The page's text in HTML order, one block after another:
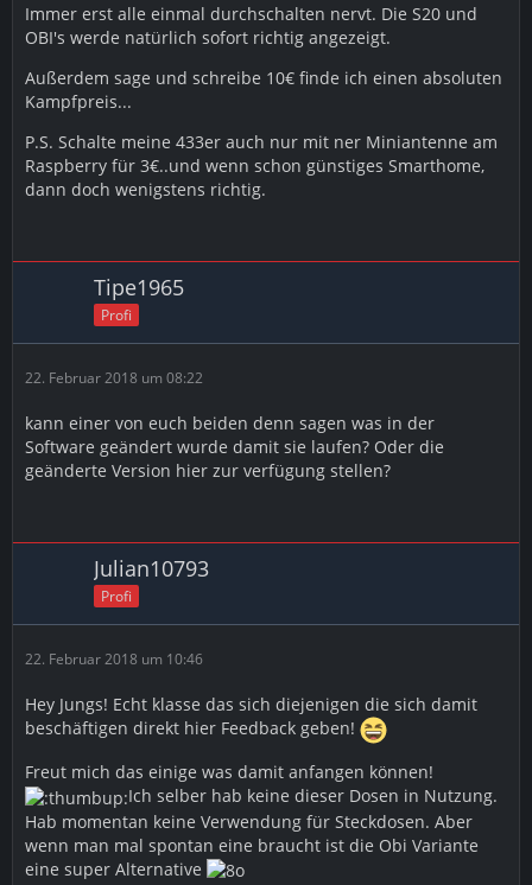
Immer erst alle einmal durchschalten nervt. Die S20 und
OBI's werde natürlich sofort richtig angezeigt.
Außerdem sage und schreibe 10€ finde ich einen absoluten
Kampfpreis...
P.S. Schalte meine 433er auch nur mit ner Miniantenne am
Raspberry für 3€..und wenn schon günstiges Smarthome,
dann doch wenigstens richtig.
Tipe1965
Profi
22. Februar 2018 um 08:22
kann einer von euch beiden denn sagen was in der
Software geändert wurde damit sie laufen? Oder die
geänderte Version hier zur verfügung stellen?
Julian10793
Profi
22. Februar 2018 um 10:46
Hey Jungs! Echt klasse das sich diejenigen die sich damit
beschäftigen direkt hier Feedback geben!
Freut mich das einige was damit anfangen können!
Ich selber hab keine dieser Dosen in Nutzung.
Hab momentan keine Verwendung für Steckdosen. Aber
wenn man mal spontan eine braucht ist die Obi Variante
eine super Alternative